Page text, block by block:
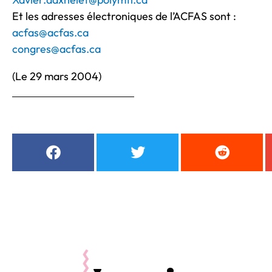
Et les adresses électroniques de l’ACFAS sont :
acfas@acfas.ca
congres@acfas.ca
(Le 29 mars 2004)